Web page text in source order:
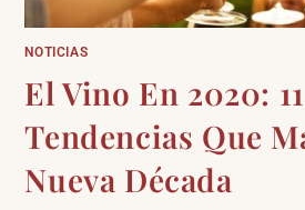
NOTICIAS
El Vino En 2020: 11
Tendencias Que
Nueva Década